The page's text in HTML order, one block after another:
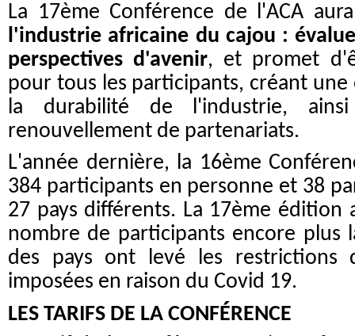
La 17ème Conférence de l'ACA
l'industrie africaine du cajou :
perspectives d'avenir, et promet
pour tous les participants, créant
la durabilité de l'industrie,
renouvellement de partenariats.
L'année dernière, la 16ème
384 participants en personne et 38
27 pays différents. La 17ème édition
nombre de participants encore plus
des pays ont levé les restrictions
imposées en raison du Covid 19.
LES TARIFS DE LA CONFÉRENCE